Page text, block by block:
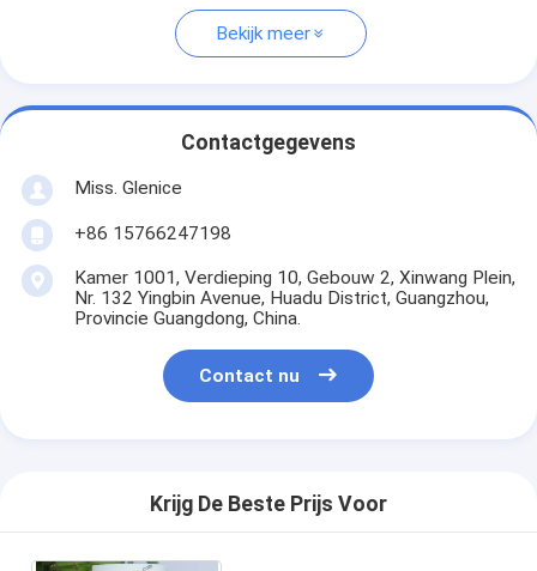
Bekijk meer
Contactgegevens
Miss. Glenice
+86 15766247198
Kamer 1001, Verdieping 10, Gebouw 2, Xinwang Plein,
Nr. 132 Yingbin Avenue, Huadu District, Guangzhou,
Provincie Guangdong, China.
Contact nu
Krijg De Beste Prijs Voor